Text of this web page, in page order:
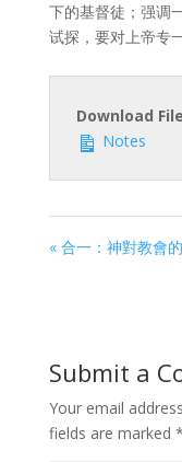
下的基督徒；强调
试探，要对上帝专
Download
Notes
« 合一：神對教會
Submit a
Your email
fields are marked *